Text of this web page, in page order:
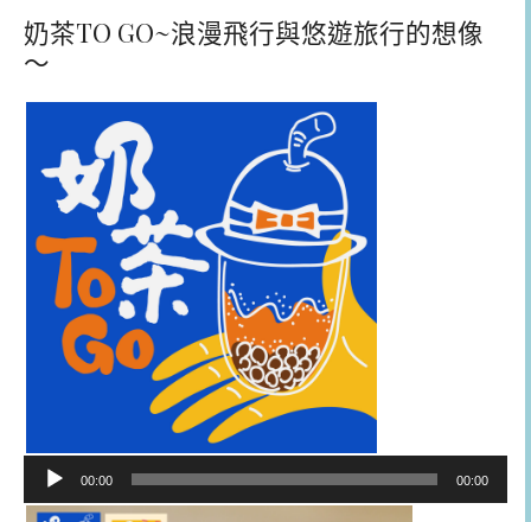
奶茶TO GO~浪漫飛行與悠遊旅行的想像
～
00:00 00:00